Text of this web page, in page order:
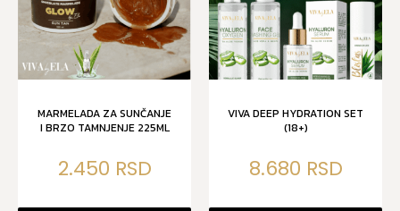
MARMELADA ZA SUNČANJE
I BRZO TAMNJENJE 225ML
2.450
VIVA DEEP HYDRATION SET
(18+)
8.680